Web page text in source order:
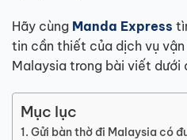
Hãy cùng Manda Express
tin cần thiết của dịch vụ
Malaysia trong bài viết dưới
Mục lục
Gửi bàn thờ đi Malaysia có